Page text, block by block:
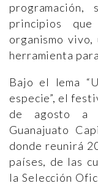
principios
organismo vivo,
herramienta
Bajo el lema
especie”, el
de agosto a
Guanajuato
donde reunirá
países, de las
la Selección